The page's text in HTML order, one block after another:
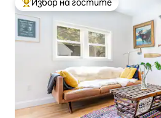
Най-популярен избор на гостите
Избор на гостите